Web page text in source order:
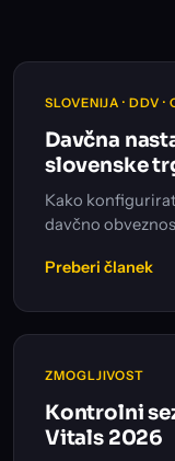
SLOVENIJA · DDV ·
Davčna
slovenske
Kako
davčno
Preberi članek
ZMOGLJIVOST
Kontrolni
Vitals 2026